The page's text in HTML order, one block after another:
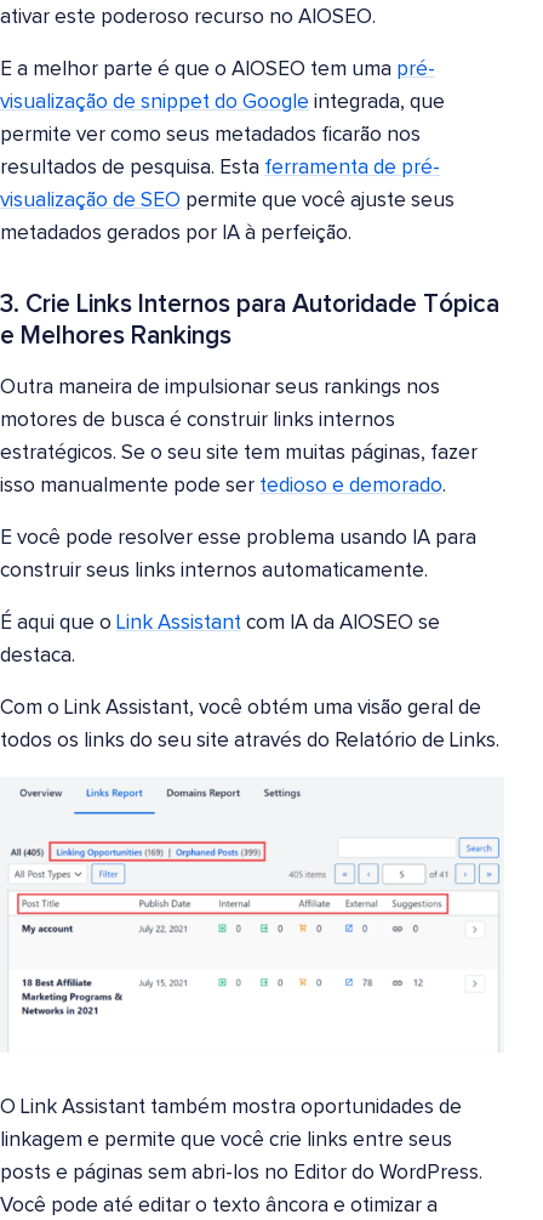
ativar este poderoso recurso no AIOSEO.
E a melhor parte é que o AIOSEO tem uma pré-
visualização de snippet do Google integrada, que
permite ver como seus metadados ficarão nos
resultados de pesquisa. Esta ferramenta de pré-
visualização de SEO permite que você ajuste seus
metadados gerados por IA à perfeição.
3. Crie Links Internos para Autoridade Tópica
e Melhores Rankings
Outra maneira de impulsionar seus rankings nos
motores de busca é construir links internos
estratégicos. Se o seu site tem muitas páginas, fazer
isso manualmente pode ser tedioso e demorado.
E você pode resolver esse problema usando IA para
construir seus links internos automaticamente.
É aqui que o Link Assistant com IA da AIOSEO se
destaca.
Com o Link Assistant, você obtém uma visão geral de
todos os links do seu site através do Relatório de Links.
O Link Assistant também mostra oportunidades de
linkagem e permite que você crie links entre seus
posts e páginas sem abri-los no Editor do WordPress.
Você pode até editar o texto âncora e otimizar a